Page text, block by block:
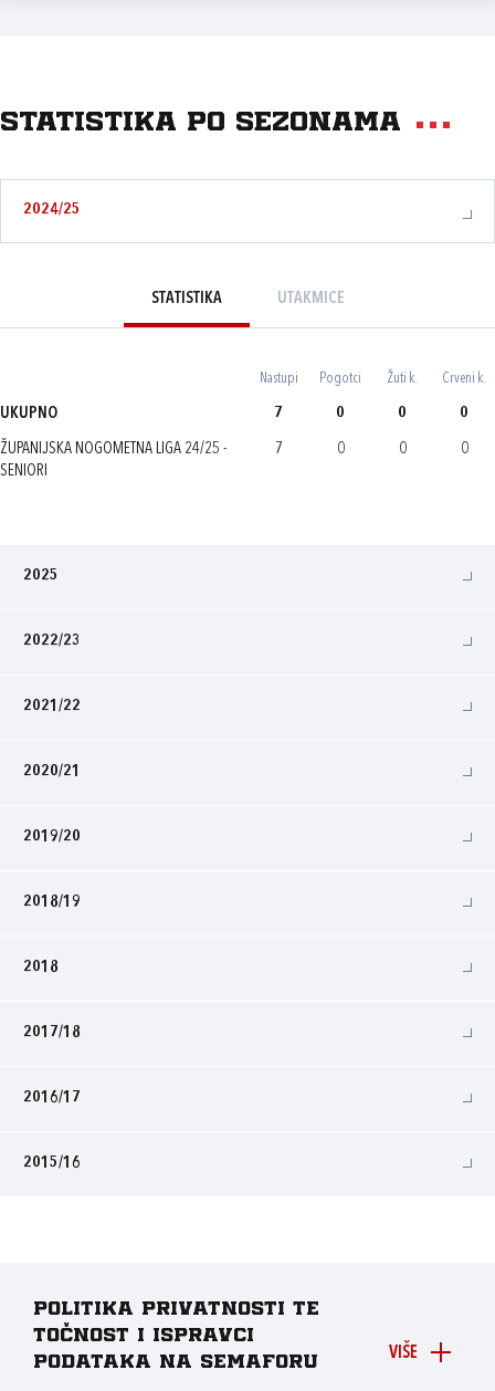
Statistika po sezonama
2024/25
STATISTIKA UTAKMICE
Nastupi Pogotci Žuti k. Crveni k.
UKUPNO 7 0 0 0
ŽUPANIJSKA NOGOMETNA LIGA 24/25 -
SENIORI
7 0 0 0
2025
2022/23
2021/22
2020/21
2019/20
2018/19
2018
2017/18
2016/17
2015/16
VIŠE
Politika privatnosti te
točnost i ispravci
podataka na Semaforu